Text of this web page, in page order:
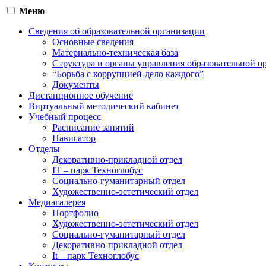
Меню
Сведения об образовательной организации
Основные сведения
Материально-техническая база
Структура и органы управления образовательной
“Борьба с коррупцией-дело каждого”
Документы
Дистанционное обучение
Виртуальный методический кабинет
Учебный процесс
Расписание занятий
Навигатор
Отделы
Декоративно-прикладной отдел
IT – парк Техноглобус
Социально-гуманитарный отдел
Художественно-эстетический отдел
Медиагалерея
Портфолио
Художественно-эстетический отдел
Социально-гуманитарный отдел
Декоративно-прикладной отдел
It – парк Техноглобус